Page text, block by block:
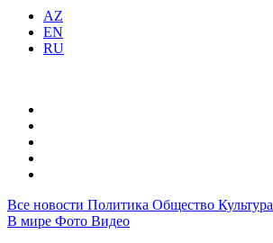
AZ
EN
RU
Все новости Политика Общество Культура
В мире Фото Видео